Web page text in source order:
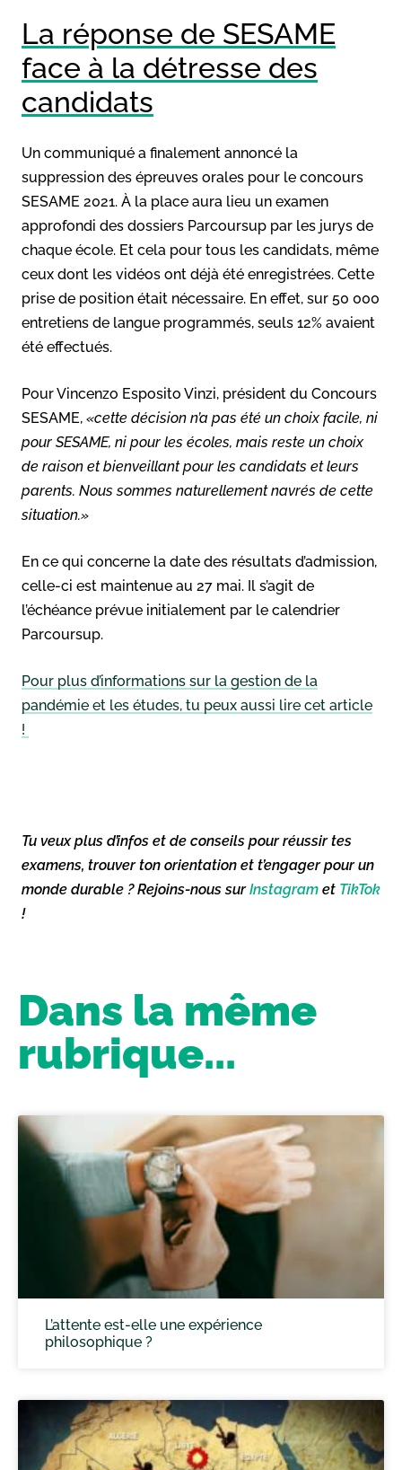
La réponse de SESAME
face à la détresse des
candidats
Un communiqué a finalement annoncé la
suppression des épreuves orales pour le concours
SESAME 2021. À la place aura lieu un examen
approfondi des dossiers Parcoursup par les jurys de
chaque école. Et cela pour tous les candidats, même
ceux dont les vidéos ont déjà été enregistrées. Cette
prise de position était nécessaire. En effet, sur 50 000
entretiens de langue programmés, seuls 12% avaient
été effectués.
Pour Vincenzo Esposito Vinzi, président du Concours
SESAME, «cette décision n’a pas été un choix facile, ni
pour SESAME, ni pour les écoles, mais reste un choix
de raison et bienveillant pour les candidats et leurs
parents. Nous sommes naturellement navrés de cette
situation.»
En ce qui concerne la date des résultats d’admission,
celle-ci est maintenue au 27 mai. Il s’agit de
l’échéance prévue initialement par le calendrier
Parcoursup.
Pour plus d’informations sur la gestion de la
pandémie et les études, tu peux aussi lire cet article
!
Tu veux plus d’infos et de conseils pour réussir tes
examens, trouver ton orientation et t’engager pour un
monde durable ? Rejoins-nous surInstagram et TikTok
!
Dans la même
rubrique...
L’attente est-elle une expérience
philosophique ?